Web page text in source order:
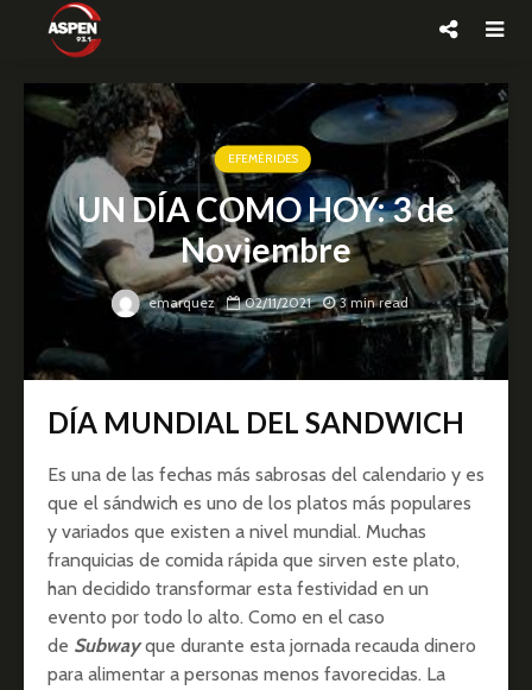
EFEMÉRIDES
UN DÍA COMO HOY: 3 de
Noviembre
emarquez 02/11/2021 3 min read
DÍA MUNDIAL DEL SANDWICH
Es una de las fechas más sabrosas del calendario y es
que el sándwich es uno de los platos más populares
y variados que existen a nivel mundial. Muchas
franquicias de comida rápida que sirven este plato,
han decidido transformar esta festividad en un
evento por todo lo alto. Como en el caso
de Subwayque durante esta jornada recauda dinero
para alimentar a personas menos favorecidas. La